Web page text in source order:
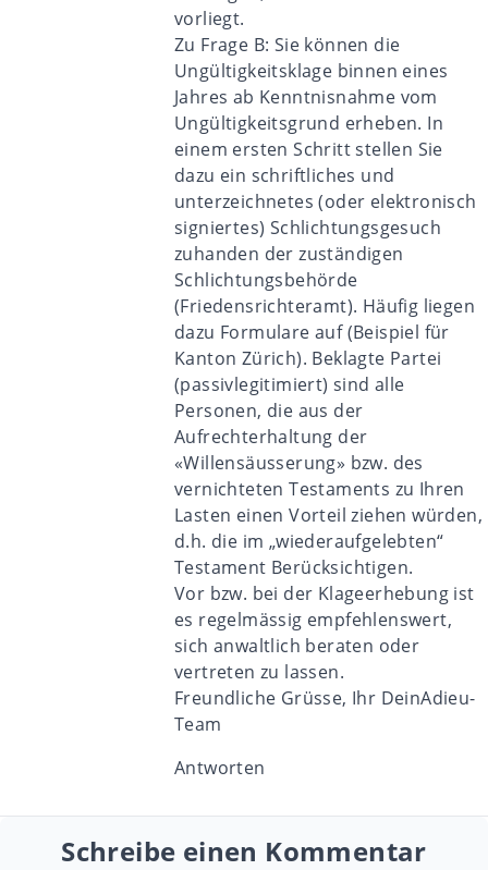
vorliegt.
Zu Frage B: Sie können die
Ungültigkeitsklage binnen eines
Jahres ab Kenntnisnahme vom
Ungültigkeitsgrund erheben. In
einem ersten Schritt stellen Sie
dazu ein schriftliches und
unterzeichnetes (oder elektronisch
signiertes) Schlichtungsgesuch
zuhanden der zuständigen
Schlichtungsbehörde
(Friedensrichteramt). Häufig liegen
dazu Formulare auf (Beispiel für
Kanton Zürich). Beklagte Partei
(passivlegitimiert) sind alle
Personen, die aus der
Aufrechterhaltung der
«Willensäusserung» bzw. des
vernichteten Testaments zu Ihren
Lasten einen Vorteil ziehen würden,
d.h. die im „wiederaufgelebten“
Testament Berücksichtigen.
Vor bzw. bei der Klageerhebung ist
es regelmässig empfehlenswert,
sich anwaltlich beraten oder
vertreten zu lassen.
Freundliche Grüsse, Ihr DeinAdieu-
Team
Antworten
Schreibe einen Kommentar